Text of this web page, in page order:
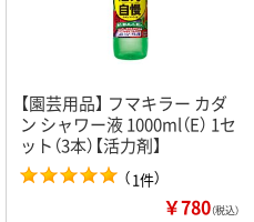
【園芸用品】 フマキラー カダ
ン シャワー液 1000ml（E） 1セ
ット（3本）【活力剤】
（1件）
￥780（税込）